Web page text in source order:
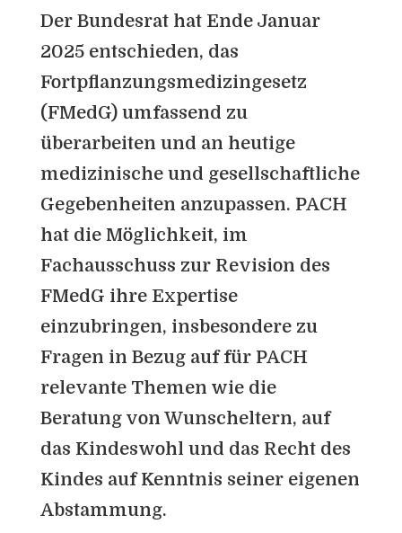
Der Bundesrat hat Ende Januar
2025 entschieden, das
Fortpflanzungsmedizingesetz
(FMedG) umfassend zu
überarbeiten und an heutige
medizinische und gesellschaftliche
Gegebenheiten anzupassen. PACH
hat die Möglichkeit, im
Fachausschuss zur Revision des
FMedG ihre Expertise
einzubringen, insbesondere zu
Fragen in Bezug auf für PACH
relevante Themen wie die
Beratung von Wunscheltern, auf
das Kindeswohl und das Recht des
Kindes auf Kenntnis seiner eigenen
Abstammung.